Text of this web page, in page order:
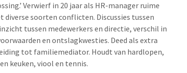
Verwierf in 20 jaar als HR-manager ruime
soorten conflicten. Discussies tussen
tussen medewerkers en directie, verschil in
en ontslagkwesties. Deed als extra
tot familiemediator. Houdt van hardlopen,
keuken, viool en tennis.